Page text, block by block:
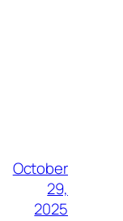
October
29,
2025